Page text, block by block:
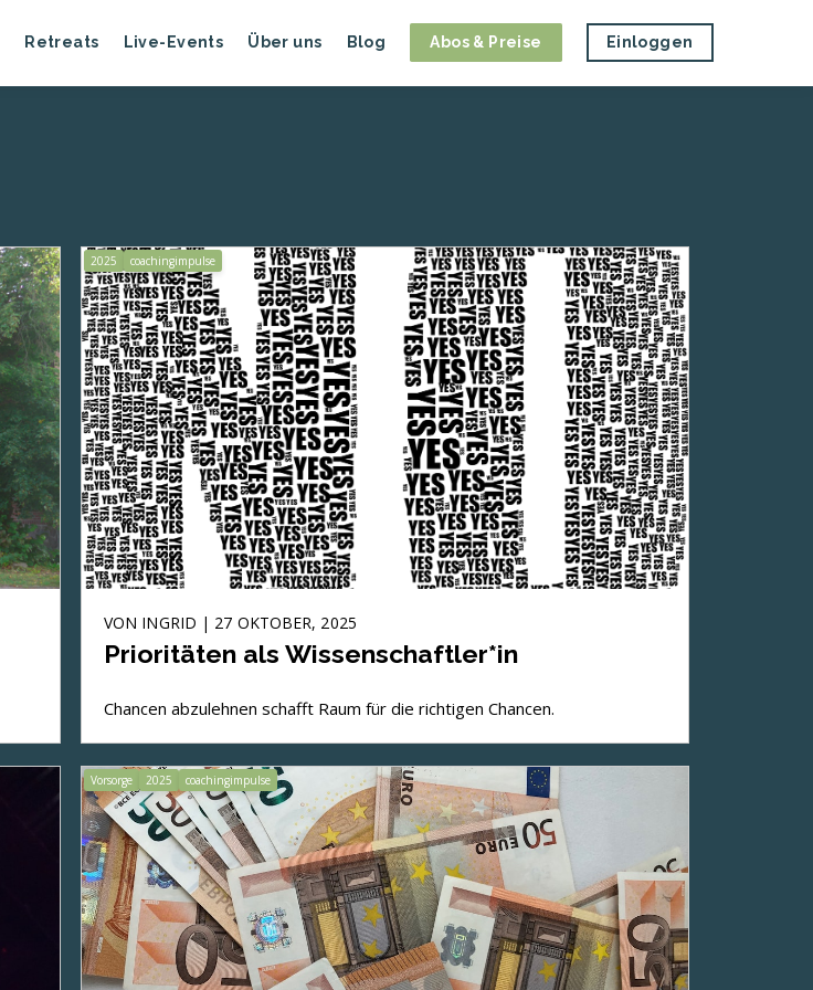
Retreats Live-Events Über uns Blog Abos & Preise Einloggen
2025 coachingimpulse
VON INGRID | 27 OKTOBER, 2025
Prioritäten als Wissenschaftler*in
Chancen abzulehnen schafft Raum für die richtigen Chancen.
Vorsorge 2025 coachingimpulse